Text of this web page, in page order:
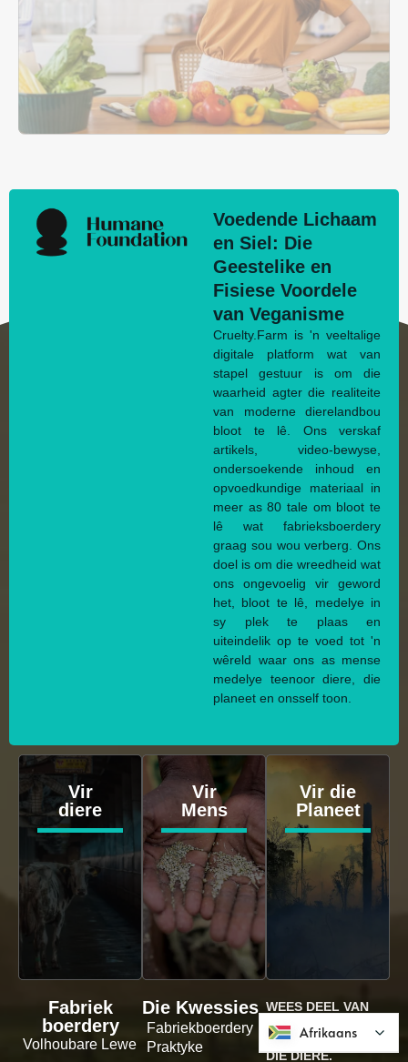
Voedende Lichaam
en Siel: Die
Geestelike en
Fisiese Voordele
van Veganisme
Cruelty.Farm is 'n veeltalige
digitale platform wat van
stapel gestuur is om die
waarheid agter die realiteite
van moderne dierelandbou
bloot te lê. Ons verskaf
artikels, video-bewyse,
ondersoekende inhoud en
opvoedkundige materiaal in
meer as 80 tale om bloot te
lê wat fabrieksboerdery
graag sou wou verberg. Ons
doel is om die wreedheid wat
ons ongevoelig vir geword
het, bloot te lê, medelye in
sy plek te plaas en
uiteindelik op te voed tot 'n
wêreld waar ons as mense
medelye teenoor diere, die
planeet en onsself toon.
Vir
diere
Vir
Mens
Vir die
Planeet
Fabriek
boerdery
Volhoubare Lewe
Die Kwessies
Fabriekboerdery
Praktyke
WEES DEEL VAN
DIE VERANDERING.
NEEM AKSIE VIR
DIE DIERE.
Afrikaans
Afrikaans